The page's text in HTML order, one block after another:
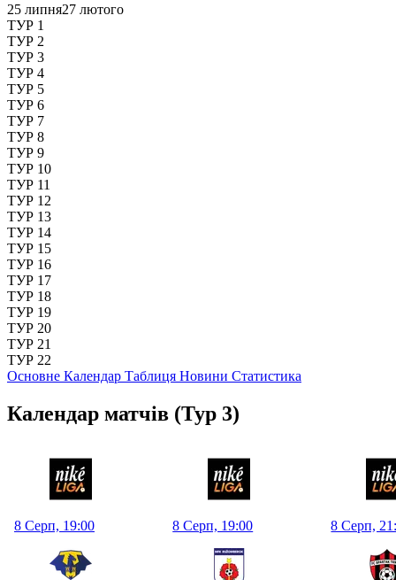
25 липня27 лютого
ТУР 1
ТУР 2
ТУР 3
ТУР 4
ТУР 5
ТУР 6
ТУР 7
ТУР 8
ТУР 9
ТУР 10
ТУР 11
ТУР 12
ТУР 13
ТУР 14
ТУР 15
ТУР 16
ТУР 17
ТУР 18
ТУР 19
ТУР 20
ТУР 21
ТУР 22
Основне Календар Таблиця Новини Статистика
Календар матчів (Тур 3)
8 Серп, 19:00 8 Серп, 19:00 8 Серп,